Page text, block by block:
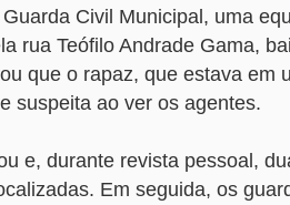
Civil Municipal, uma
rua Teófilo Andrade Gama,
que o rapaz, que estava em
suspeita ao ver os agentes.
e, durante revista pessoal,
Em seguida, os